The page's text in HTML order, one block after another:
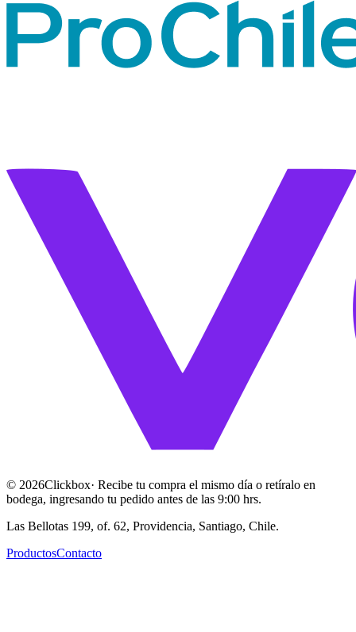
© 2026Clickbox· Recibe tu compra el mismo día o retíralo en
bodega, ingresando tu pedido antes de las 9:00 hrs.
Las Bellotas 199, of. 62, Providencia, Santiago, Chile.
ProductosContacto